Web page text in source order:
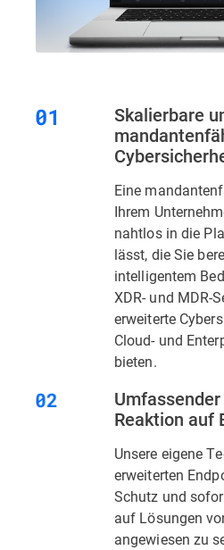
Skalierbare
Eine
Ihrem
nahtlos in die
lässt, die Sie
intelligentem
XDR- und MDR-
erweiterte
Cloud- und
bieten.
Reaktion auf
Unsere eigene
erweiterten
Schutz und
auf Lösungen
angewiesen zu